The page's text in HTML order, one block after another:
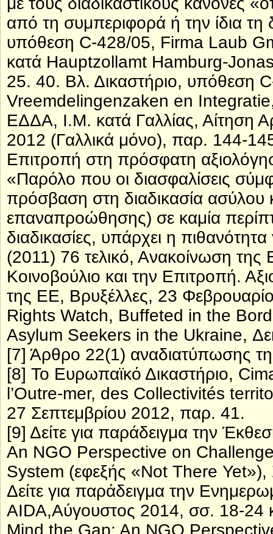
από τη συμπεριφορά ή την ίδια
υπόθεση C-428/05, Firma Laub
κατά Hauptzollamt Hamburg-
25. 40. Βλ. Δικαστήριο, υπόθεση
Vreemdelingenzaken en
ΕΔΔΑ, Ι.Μ. κατά Γαλλίας, Αίτηση
2012 (Γαλλικά μόνο), παρ. 144-
Επιτροπή στη πρόσφατη
«Παρόλο που οι διασφαλίσεις
πρόσβαση στη διαδικασία
επαναπροώθησης) σε καμία
διαδικασίες, υπάρχει η
(2011) 76 τελικό, Ανακοίνωση
Κοινοβούλιο και την Επιτροπή.
της ΕΕ, Βρυξέλλες, 23
Rights Watch, Buffeted in the
Asylum Seekers in the Ukraine,
[7] Άρθρο 22(1) αναδιατύπωσης
[8] Το Ευρωπαϊκό Δικαστήριο,
l’Outre-mer, des Collectivités
27 Σεπτεμβρίου 2012, παρ. 41.
[9] Δείτε για παράδειγμα την
An NGO Perspective on
System (εφεξής «Not There
Δείτε για παράδειγμα την
AIDA,Αύγουστος 2014, σσ. 18-24
Mind the Gap: An NGO